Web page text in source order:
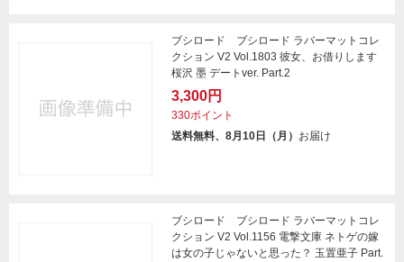
ブシロード ブシロード ラバーマットコレ
クション V2 Vol.1803 彼女、お借りします
桜沢 墨 デートver. Part.2
3,300円
330ポイント
送料無料、8月10日（月） お届け
ブシロード ブシロード ラバーマットコレ
クション V2 Vol.1156 電撃文庫 ネトゲの嫁
は女の子じゃないと思った？ 玉置亜子 Part.